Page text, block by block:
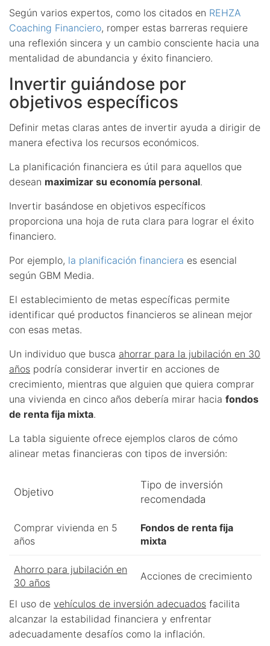
Según varios expertos, como los citados en REHZA
Coaching Financiero, romper estas barreras requiere
una reflexión sincera y un cambio consciente hacia una
mentalidad de abundancia y éxito financiero.
Invertir guiándose por
objetivos específicos
Definir metas claras antes de invertir ayuda a dirigir de
manera efectiva los recursos económicos.
La planificación financiera es útil para aquellos que
desean maximizar su economía personal.
Invertir basándose en objetivos específicos
proporciona una hoja de ruta clara para lograr el éxito
financiero.
Por ejemplo, la planificación financiera es esencial
según GBM Media.
El establecimiento de metas específicas permite
identificar qué productos financieros se alinean mejor
con esas metas.
Un individuo que busca ahorrar para la jubilación en 30
años podría considerar invertir en acciones de
crecimiento, mientras que alguien que quiera comprar
una vivienda en cinco años debería mirar hacia fondos
de renta fija mixta.
La tabla siguiente ofrece ejemplos claros de cómo
alinear metas financieras con tipos de inversión:
Objetivo
Tipo de inversión
recomendada
Comprar vivienda en 5
años
Fondos de renta fija
mixta
Ahorro para jubilación en
30 años
Acciones de crecimiento
El uso de vehículos de inversión adecuados facilita
alcanzar la estabilidad financiera y enfrentar
adecuadamente desafíos como la inflación.